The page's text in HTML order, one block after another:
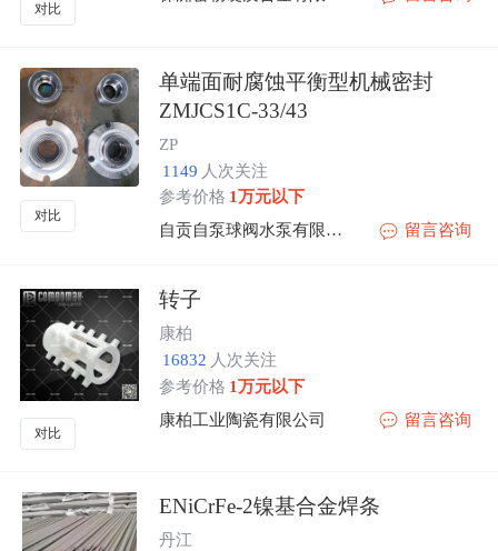
对比
对比
单端面耐腐蚀平衡型机械密封
ZMJCS1C-33/43
ZP
1149 人次关注
参考价格 1万元以下
自贡自泵球阀水泵有限公司
留言咨询
对比
转子
康柏
16832 人次关注
参考价格 1万元以下
康柏工业陶瓷有限公司
留言咨询
ENiCrFe-2镍基合金焊条
丹江